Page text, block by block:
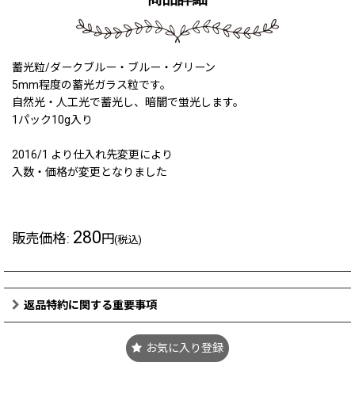
蓄光粒/ダークブルー・ブルー・グリーン
5mm程度の蓄光ガラス粒です。
自然光・人工光で蓄光し、暗闇で蛍光します。
1パック10g入り
2016/1 より仕入れ先変更により
入数・価格が変更となりました
販売価格: 280円(税込)
返品特約に関する重要事項
お気に入り登録